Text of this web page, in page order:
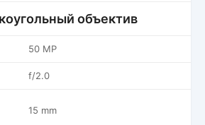
объектив
50 MP
f/2.0
15 mm